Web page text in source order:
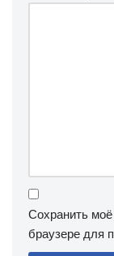
Сохранить
браузере для